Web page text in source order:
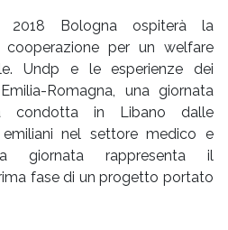
2018 Bologna ospiterà la
per un welfare
Undp e le esperienze dei
Romagna, una giornata
condotta in Libano dalle
nel settore medico e
giornata rappresenta il
fase di un progetto portato